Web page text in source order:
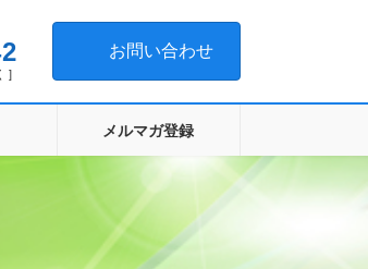
]
お問い合わせ
メルマガ登録